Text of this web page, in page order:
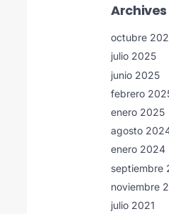
Archives
octubre
julio 2025
junio 2025
febrero
enero 2025
agosto
enero 2024
septiembre
noviembre
julio 2021